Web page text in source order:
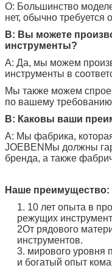
О: Большинство
нет, обычно требуется
В: Вы можете
инструменты?
A: Да, мы можем
инструменты в
Мы также можем
по вашему
В: Каковы ваши
A: Мы фабрика,
JOEBEN Мы должны
бренда, а также
Наше преимущество:
1. 10 лет опыта в
режущих
2От рядового
инструментов.
3. мирового уровня
и богатый опыт